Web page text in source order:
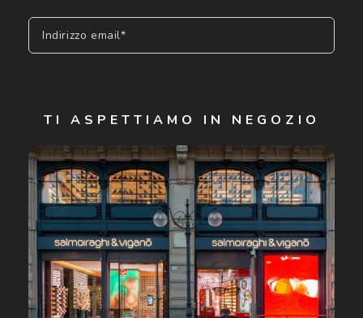
Indirizzo email*
Cliccando su "Iscriviti", confermo di avere più di 16 anni e
acconsento all'utilizzo dei miei Dati Personali da parte di
Luxottica Group S.p.A. per l'invio di offerte speciali, novità
ed altre comunicazioni di carattere pubblicitario (consultare
Informativa sulla privacyper ulteriori informazioni).
TI ASPETTIAMO IN NEGOZIO